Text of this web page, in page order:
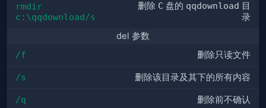
rmdir
c:\qqdownload/s
删除 C 盘的 qqdownload 目
录
del 参数
/f 删除只读文件
/s 删除该目录及其下的所有内容
/q
删除前不确认